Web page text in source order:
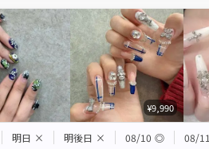
¥9,990
明日 × 明後日 × 08/10 ◎ 08/11